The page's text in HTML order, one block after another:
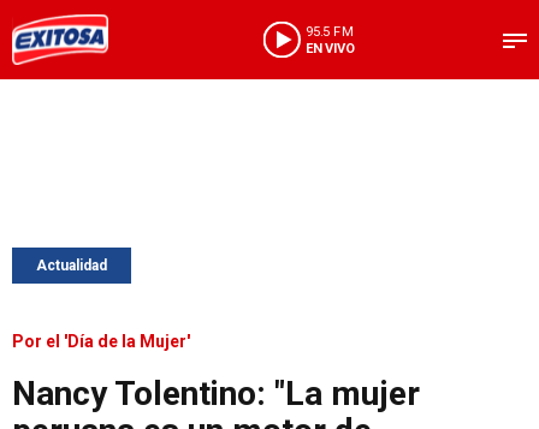
95.5 FM
EN VIVO
Actualidad
Por el 'Día de la Mujer'
Nancy Tolentino: "La mujer